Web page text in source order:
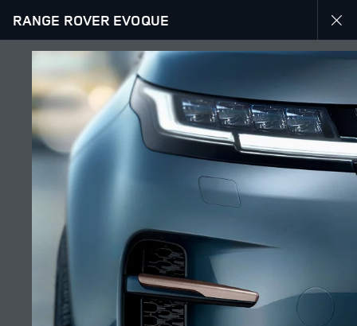
Zbuloni ofertën tonë aktuale për automjetet Range Rover
EKSPLORONI RANGE ROVER EVOQUE
GALERIA
RANGE ROVER EVOQUE
BASHKOHU ME BISEDËN